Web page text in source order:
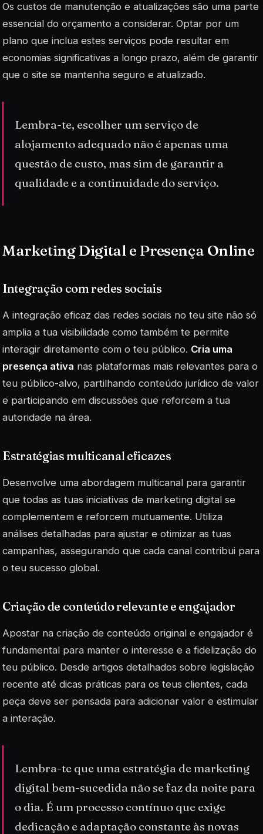
Os custos de manutenção e atualizações são uma parte
essencial do orçamento a considerar. Optar por um
plano que inclua estes serviços pode resultar em
economias significativas a longo prazo, além de garantir
que o site se mantenha seguro e atualizado.
Lembra-te, escolher um serviço de
alojamento adequado não é apenas uma
questão de custo, mas sim de garantir a
qualidade e a continuidade do serviço.
Marketing Digital e Presença Online
Integração com redes sociais
A integração eficaz das redes sociais no teu site não só
amplia a tua visibilidade como também te permite
interagir diretamente com o teu público. Cria uma
presença ativa nas plataformas mais relevantes para o
teu público-alvo, partilhando conteúdo jurídico de valor
e participando em discussões que reforcem a tua
autoridade na área.
Estratégias multicanal eficazes
Desenvolve uma abordagem multicanal para garantir
que todas as tuas iniciativas de marketing digital se
complementem e reforcem mutuamente. Utiliza
análises detalhadas para ajustar e otimizar as tuas
campanhas, assegurando que cada canal contribui para
o teu sucesso global.
Criação de conteúdo relevante e engajador
Apostar na criação de conteúdo original e engajador é
fundamental para manter o interesse e a fidelização do
teu público. Desde artigos detalhados sobre legislação
recente até dicas práticas para os teus clientes, cada
peça deve ser pensada para adicionar valor e estimular
a interação.
Lembra-te que uma estratégia de marketing
digital bem-sucedida não se faz da noite para
o dia. É um processo contínuo que exige
dedicação e adaptação constante às novas